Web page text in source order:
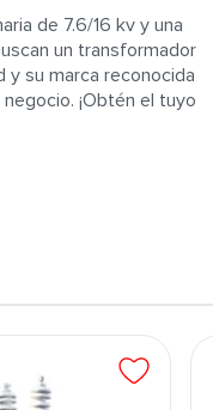
de 7.6/16 kv y una
un transformador
su marca reconocida
¡Obtén el tuyo